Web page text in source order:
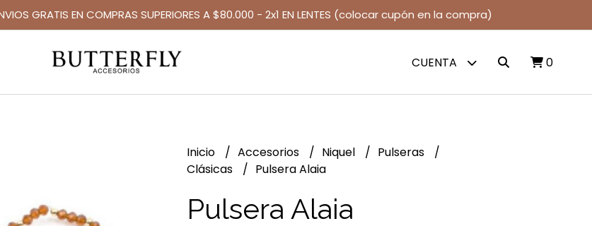
GRATIS EN COMPRAS SUPERIORES A $80.000 - 2x1 EN LENTES (colocar cupón en la compra)
CUENTA 0
Inicio Accesorios Niquel
Pulseras
Clásicas
Pulsera Alaia
Pulsera Alaia